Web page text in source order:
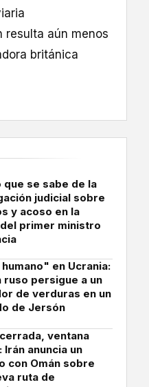
resulta aún menos
británica
que se sabe de la
judicial sobre
y acoso en la
primer ministro
en Ucrania:
ruso persigue a un
de verduras en un
de Jersón
ventana
Irán anuncia un
con Omán sobre
ruta de